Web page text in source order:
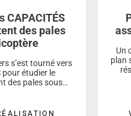
CAPACITÉS
des pales
s’est tourné vers
pour étudier le
des pales sous
Un
plan